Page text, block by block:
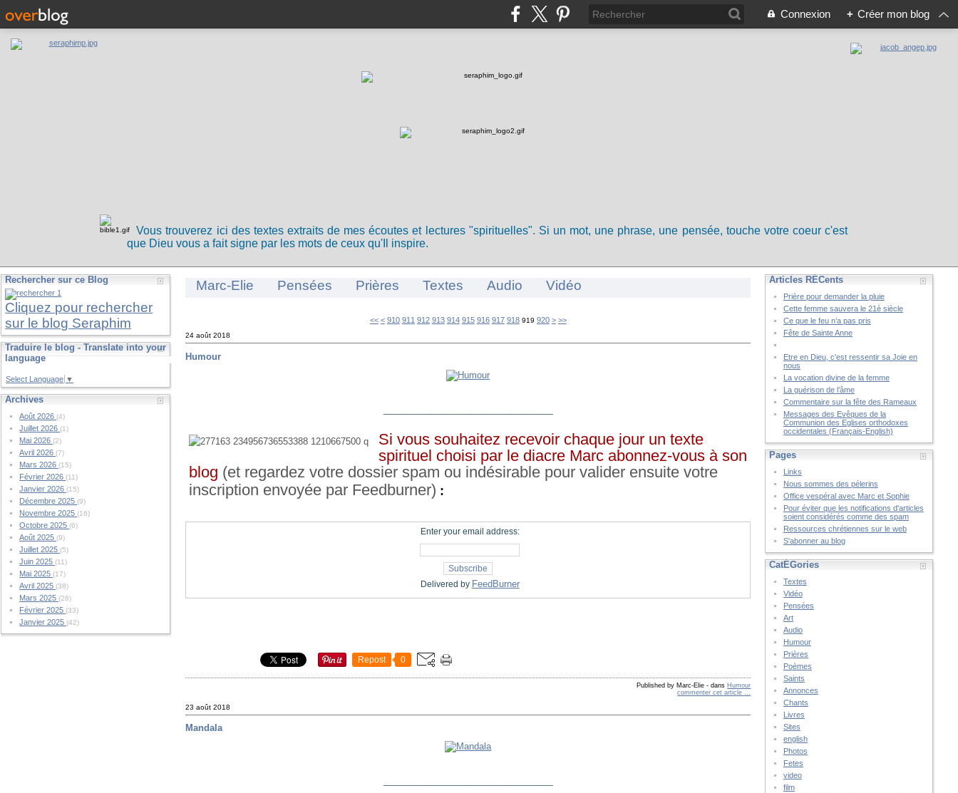
Connexion + Créer mon blog
Vous trouverez ici des textes extraits de mes écoutes et lectures "spirituelles". Si un mot, une phrase, une pensée, touche votre coeur c'est
que Dieu vous a fait signe par les mots de ceux qu'Il inspire.
Rechercher sur ce Blog
Cliquez pour rechercher
sur le blog Seraphim
Traduire le blog - Translate into your
language
Select Language ▼
Archives
Août 2026(4)
Juillet 2026(1)
Mai 2026(2)
Avril 2026(7)
Mars 2026(15)
Février 2026(11)
Janvier 2026(15)
Décembre 2025(9)
Novembre 2025(16)
Octobre 2025(6)
Août 2025(9)
Juillet 2025(5)
Juin 2025(11)
Mai 2025(17)
Avril 2025(38)
Mars 2025(28)
Février 2025(33)
Janvier 2025(42)
Marc-Elie Pensées Prières Textes Audio Vidéo
<< < 900
910 911 912 913 914 915 916 917 918 919 920 930
940
950
960
970
980
990
1000
1100
1200
1300
1400
1500
1600
1700
1800
1900
2000
2100
2200
2300
> >>
24 août 2018
Humour
Si vous souhaitez recevoir chaque jour un texte
spirituel choisi par le diacre Marc abonnez-vous à son
blog (et regardez votre dossier spam ou indésirable pour valider ensuite votre
inscription envoyée par Feedburner) :
Enter your email address:
Delivered by FeedBurner
Repost 0
Published by Marc-Elie - dans Humour
commenter cet article
23 août 2018
Mandala
Articles RÉCents
Prière pour demander la pluie
Cette femme sauvera le 21è siècle
Ce que le feu n’a pas pris
Fête de Sainte Anne
Etre en Dieu, c'est ressentir sa Joie en
nous
La vocation divine de la femme
La guérison de l’âme
Commentaire sur la fête des Rameaux
Messages des Evêques de la
Communion des Eglises orthodoxes
occidentales (Français-English)
Pages
Links
Nous sommes des pélerins
Office vespéral avec Marc et Sophie
Pour éviter que les notifications d'articles
soient considérés comme des spam
Ressources chrétiennes sur le web
S'abonner au blog
CatÉGories
Textes
Vidéo
Pensées
Art
Audio
Humour
Prières
Poèmes
Saints
Annonces
Chants
Livres
Sites
english
Photos
Fetes
video
film